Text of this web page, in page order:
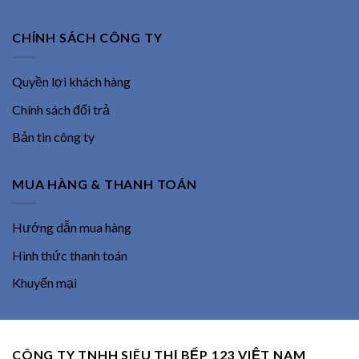
CHÍNH SÁCH CÔNG TY
Quyền lợi khách hàng
Chính sách đổi trả
Bản tin công ty
MUA HÀNG & THANH TOÁN
Hướng dẫn mua hàng
Hình thức thanh toán
Khuyến mại
CÔNG TY TNHH SIÊU THỊ BẾP 123 VIỆT NAM